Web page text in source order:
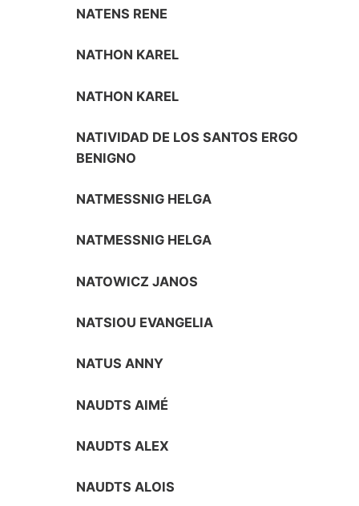
NATENS RENE
NATHON KAREL
NATHON KAREL
NATIVIDAD DE LOS SANTOS ERGO
BENIGNO
NATMESSNIG HELGA
NATMESSNIG HELGA
NATOWICZ JANOS
NATSIOU EVANGELIA
NATUS ANNY
NAUDTS AIMÉ
NAUDTS ALEX
NAUDTS ALOIS